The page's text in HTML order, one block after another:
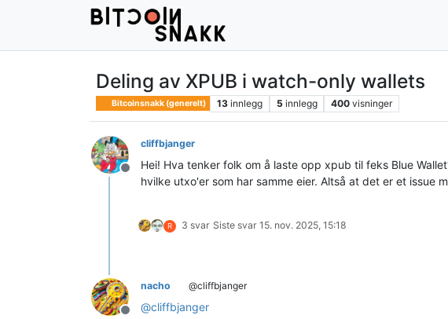
Deling av XPUB i watch-only wallets
Bitcoinsnakk (generelt) 13 innlegg 5 innlegg 400 visninger
Frakoblet
cliffbjanger
Hei! Hva tenker folk om å laste opp xpub til feks Blue
hvilke utxo'er som har samme eier. Altså at det er et
R 3 svar Siste svar 15. nov. 2025, 15:18
nacho @cliffbjanger
@cliffbjanger